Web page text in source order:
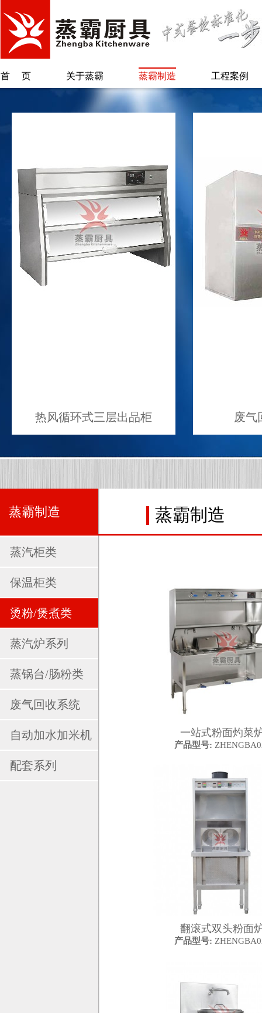
首页 关于蒸霸 蒸霸制造 工程案例
蒸锅台/肠粉类
废气回收系统
自动加水加米
机
配套系列
热风循环式三层出品柜 废气
蒸霸制造
蒸汽柜类
保温柜类
烫粉/煲煮类
蒸汽炉系列
蒸锅台/肠粉类
废气回收系统
自动加水加米机
配套系列
蒸霸制造
一站式粉面灼菜
产品型号:
翻滚式双头粉面
产品型号: